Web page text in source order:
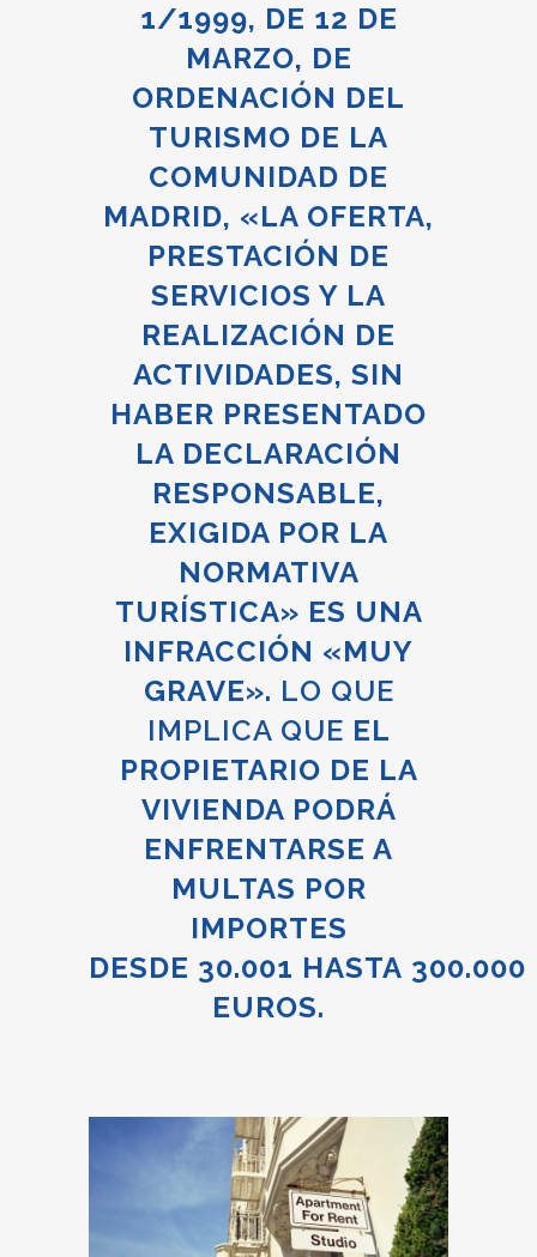
1/1999, DE 12 DE
MARZO, DE
ORDENACIÓN DEL
TURISMO DE LA
COMUNIDAD DE
MADRID, «LA OFERTA,
PRESTACIÓN DE
SERVICIOS Y LA
REALIZACIÓN DE
ACTIVIDADES, SIN
HABER PRESENTADO
LA DECLARACIÓN
RESPONSABLE,
EXIGIDA POR LA
NORMATIVA
TURÍSTICA» ES UNA
INFRACCIÓN «MUY
GRAVE». LO QUE
IMPLICA QUE EL
PROPIETARIO DE LA
VIVIENDA PODRÁ
ENFRENTARSE A
MULTAS POR
IMPORTES
DESDE 30.001 HASTA 300.000
EUROS.